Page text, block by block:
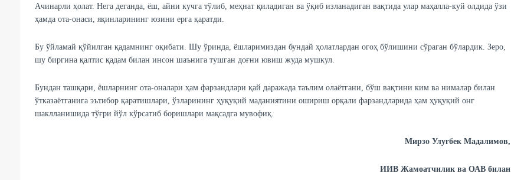
Ачинарли ҳолат. Нега деганда, ёш, айни кучга тўлиб, меҳнат қиладиган ва ўқиб изланадиган вақтида улар маҳалла-куй олдида ўзи
ҳамда ота-онаси, яқинларининг юзини ерга қаратди.
Бу ўйламай қўйилган қадамнинг оқибати. Шу ўринда, ёшларимиздан бундай ҳолатлардан огоҳ бўлишини сўраган бўлардик. Зеро,
шу биргина қалтис қадам билан инсон шаънига тушган доғни ювиш жуда мушкул.
Бундан ташқари, ёшларнинг ота-оналари ҳам фарзандлари қай даражада таълим олаётгани, бўш вақтини ким ва нималар билан
ўтказаётганига эътибор қаратишлари, ўзларининг ҳуқуқий маданиятини ошириш орқали фарзандларида ҳам ҳуқуқий онг
шаклланишида тўғри йўл кўрсатиб боришлари мақсадга мувофиқ.
Мирзо Улуғбек Мадалимов,
ИИВ Жамоатчилик ва ОАВ билан